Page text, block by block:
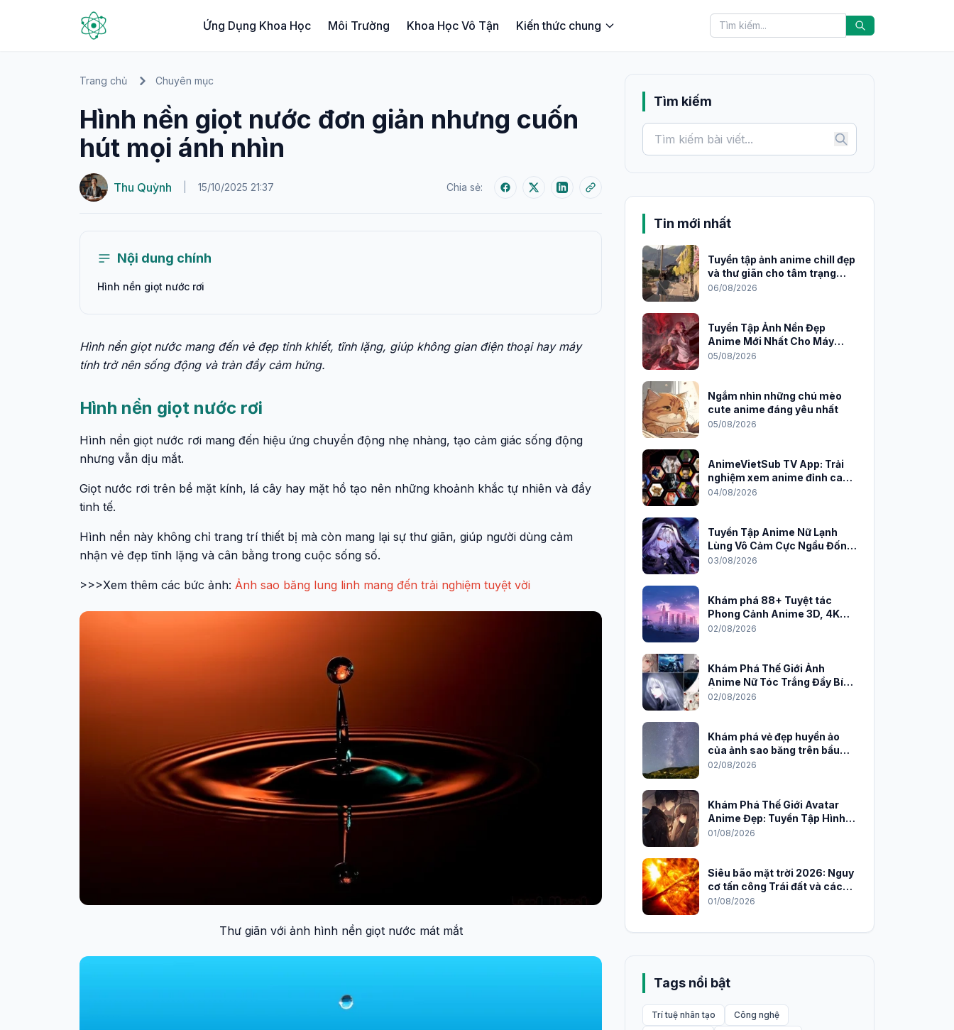
Ứng Dụng Khoa Học Môi Trường Khoa Học Vô Tận Kiến thức chung
Trang chủ Chuyên mục
Hình nền giọt nước đơn giản nhưng cuốn
hút mọi ánh nhìn
Thu Quỳnh 15/10/2025 21:37 Chia sẻ:
Nội dung chính
Hình nền giọt nước rơi
Hình nền giọt nước mang đến vẻ đẹp tinh khiết, tĩnh lặng, giúp không gian điện thoại hay máy
tính trở nên sống động và tràn đầy cảm hứng.
Hình nền giọt nước rơi
Hình nền giọt nước rơi mang đến hiệu ứng chuyển động nhẹ nhàng, tạo cảm giác sống động
nhưng vẫn dịu mắt.
Giọt nước rơi trên bề mặt kính, lá cây hay mặt hồ tạo nên những khoảnh khắc tự nhiên và đầy
tinh tế.
Hình nền này không chỉ trang trí thiết bị mà còn mang lại sự thư giãn, giúp người dùng cảm
nhận vẻ đẹp tĩnh lặng và cân bằng trong cuộc sống số.
>>>Xem thêm các bức ảnh: Ảnh sao băng lung linh mang đến trải nghiệm tuyệt vời
Thư giãn với ảnh hình nền giọt nước mát mắt
Tìm kiếm
Tin mới nhất
Tuyển tập ảnh anime chill đẹp
và thư giãn cho tâm trạng
2026
06/08/2026
Tuyển Tập Ảnh Nền Đẹp
Anime Mới Nhất Cho Máy
Tính 2026
05/08/2026
Ngắm nhìn những chú mèo
cute anime đáng yêu nhất
05/08/2026
AnimeVietSub TV App: Trải
nghiệm xem anime đỉnh cao
trên PC
04/08/2026
Tuyển Tập Anime Nữ Lạnh
Lùng Vô Cảm Cực Ngầu Đốn
Tim Fan
03/08/2026
Khám phá 88+ Tuyệt tác
Phong Cảnh Anime 3D, 4K
Sắc Nét
02/08/2026
Khám Phá Thế Giới Ảnh
Anime Nữ Tóc Trắng Đầy Bí
Ẩn và Quyến Rũ
02/08/2026
Khám phá vẻ đẹp huyền ảo
của ảnh sao băng trên bầu
trời đêm
02/08/2026
Khám Phá Thế Giới Avatar
Anime Đẹp: Tuyển Tập Hình
Nền Độc Đáo Cho Năm 2026
01/08/2026
Siêu bão mặt trời 2026: Nguy
cơ tấn công Trái đất và cách
phòng chống
01/08/2026
Tags nổi bật
Trí tuệ nhân tạo
Công nghệ